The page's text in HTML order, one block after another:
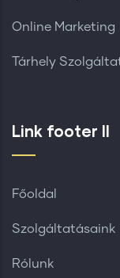
Online Marketing
Tárhely
Link footer II
Főoldal
Szolgáltatásaink
Rólunk